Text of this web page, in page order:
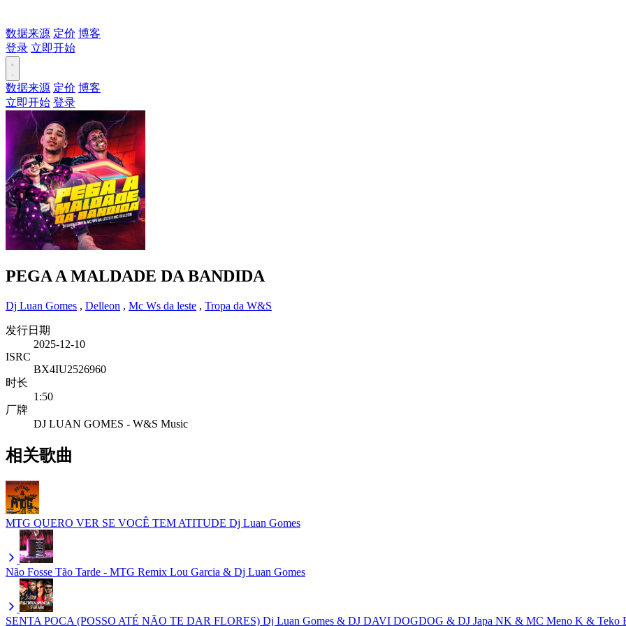
数据来源 定价 博客
登录 立即开始
数据来源 定价 博客
立即开始 登录
PEGA A MALDADE DA BANDIDA
Dj Luan Gomes , Delleon , Mc Ws da leste , Tropa da W&S
发行日期
2025-12-10
ISRC
BX4IU2526960
时长
1:50
厂牌
DJ LUAN GOMES - W&S Music
相关歌曲
MTG QUERO VER SE VOCÊ TEM ATITUDE Dj Luan Gomes
Não Fosse Tão Tarde - MTG Remix Lou Garcia & Dj Luan Gomes
SENTA POCA (POSSO ATÉ NÃO TE DAR FLORES) Dj Luan Gomes & DJ DAVI DOGDOG & DJ Japa NK & MC Meno K & Teko